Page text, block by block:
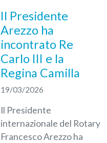
Il Presidente
Arezzo ha
incontrato Re
Carlo III e la
Regina Camilla
19/03/2026
Il Presidente
internazionale del Rotary
Francesco Arezzo ha